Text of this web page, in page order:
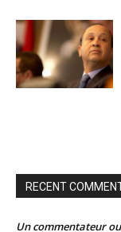
RECENT
Un commentateur